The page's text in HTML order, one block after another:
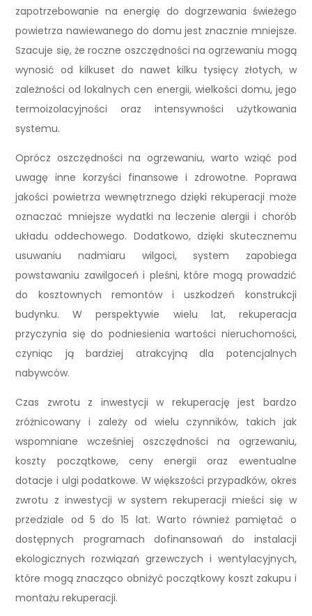
zapotrzebowanie na energię do dogrzewania świeżego
powietrza nawiewanego do domu jest znacznie mniejsze.
Szacuje się, że roczne oszczędności na ogrzewaniu mogą
wynosić od kilkuset do nawet kilku tysięcy złotych, w
zależności od lokalnych cen energii, wielkości domu, jego
termoizolacyjności oraz intensywności użytkowania
systemu.
Oprócz oszczędności na ogrzewaniu, warto wziąć pod
uwagę inne korzyści finansowe i zdrowotne. Poprawa
jakości powietrza wewnętrznego dzięki rekuperacji może
oznaczać mniejsze wydatki na leczenie alergii i chorób
układu oddechowego. Dodatkowo, dzięki skutecznemu
usuwaniu nadmiaru wilgoci, system zapobiega
powstawaniu zawilgoceń i pleśni, które mogą prowadzić
do kosztownych remontów i uszkodzeń konstrukcji
budynku. W perspektywie wielu lat, rekuperacja
przyczynia się do podniesienia wartości nieruchomości,
czyniąc ją bardziej atrakcyjną dla potencjalnych
nabywców.
Czas zwrotu z inwestycji w rekuperację jest bardzo
zróżnicowany i zależy od wielu czynników, takich jak
wspomniane wcześniej oszczędności na ogrzewaniu,
koszty początkowe, ceny energii oraz ewentualne
dotacje i ulgi podatkowe. W większości przypadków, okres
zwrotu z inwestycji w system rekuperacji mieści się w
przedziale od 5 do 15 lat. Warto również pamiętać o
dostępnych programach dofinansowań do instalacji
ekologicznych rozwiązań grzewczych i wentylacyjnych,
które mogą znacząco obniżyć początkowy koszt zakupu i
montażu rekuperacji.